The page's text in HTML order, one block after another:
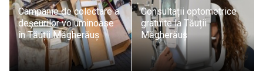
Campanie de colectare a
deșeurilor voluminoase
în Tăuții Măgherăuș
Consultații optometrice
gratuite la Tăuții
Măgherăuș